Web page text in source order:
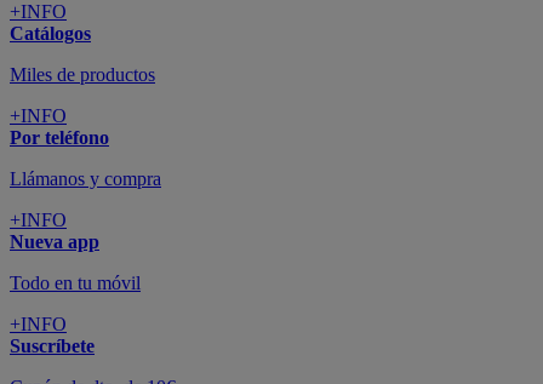
+INFO
Catálogos
Miles de productos
+INFO
Por teléfono
Llámanos y compra
+INFO
Nueva app
Todo en tu móvil
+INFO
Suscríbete